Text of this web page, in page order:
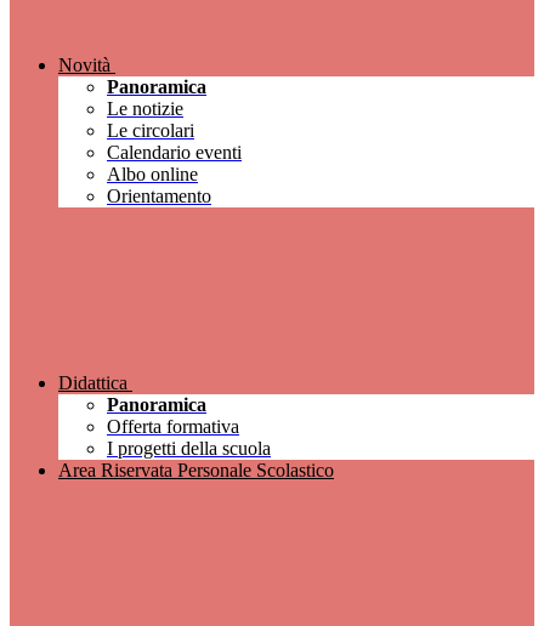
Novità
Panoramica
Le notizie
Le circolari
Calendario eventi
Albo online
Orientamento
Didattica
Panoramica
Offerta formativa
I progetti della scuola
Area Riservata Personale Scolastico